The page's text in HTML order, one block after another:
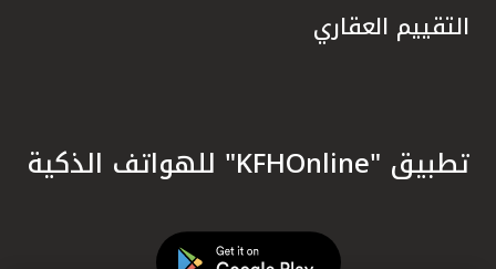
التقييم العقاري
تطبيق "KFHOnline" للهواتف الذكية